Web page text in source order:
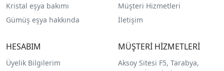
Kristal eşya bakımı
Gümüş eşya hakkında
Müşteri Hizmetleri
İletişim
HESABIM
Üyelik Bilgilerim
MÜŞTERİ HİZMETLERİ
Aksoy Sitesi F5, Tarabya,